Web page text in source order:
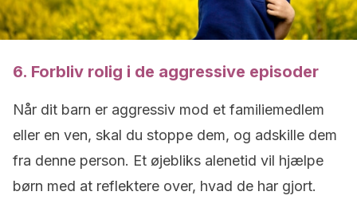
6. Forbliv rolig i de aggressive episoder
Når dit barn er aggressiv mod et familiemedlem
eller en ven, skal du stoppe dem, og adskille dem
fra denne person. Et øjebliks alenetid vil hjælpe
børn med at reflektere over, hvad de har gjort.